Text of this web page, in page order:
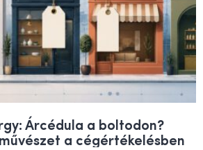
Árcédula a boltodon?
a cégértékelésben